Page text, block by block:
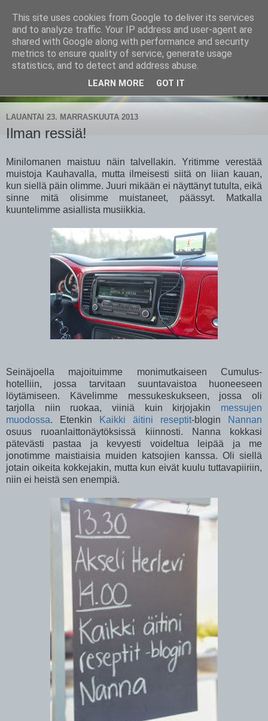
CampaSimpukka
kammen- ja kauhanpyöritystä
LAUANTAI 23. MARRASKUUTA 2013
Ilman ressiä!
Minilomanen maistuu näin talvellakin. Yritimme verestää
muistoja Kauhavalla, mutta ilmeisesti siitä on liian kauan,
kun siellä päin olimme. Juuri mikään ei näyttänyt tutulta, eikä
sinne mitä olisimme muistaneet, päässyt. Matkalla
kuuntelimme asiallista musiikkia.
Seinäjoella majoituimme monimutkaiseen Cumulus-
hotelliin, jossa tarvitaan suuntavaistoa huoneeseen
löytämiseen. Kävelimme messukeskukseen, jossa oli
tarjolla niin ruokaa, viiniä kuin kirjojakin messujen
muodossa. Etenkin Kaikki äitini reseptit-blogin
Nannan
osuus ruoanlaittonäytöksissä kiinnosti. Nanna kokkasi
pätevästi pastaa ja kevyesti voideltua leipää ja me
jonotimme maistiaisia muiden katsojien kanssa. Oli siellä
jotain oikeita kokkejakin, mutta kun eivät kuulu tuttavapiiriin,
niin ei heistä sen enempiä.
This site uses cookies from Google to deliver its services
and to analyze traffic. Your IP address and user-agent are
shared with Google along with performance and security
metrics to ensure quality of service, generate usage
statistics, and to detect and address abuse.
LEARN MORE GOT IT